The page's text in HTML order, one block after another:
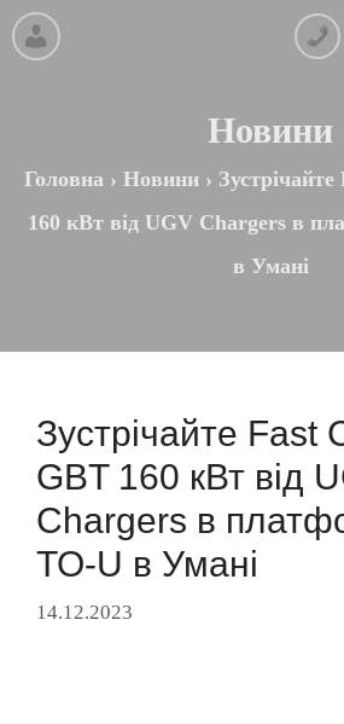
Новини
Головна › Новини ›
160 кВт від UGV Chargers в
в Умані
Зустрічайте Fast
GBT 160 кВт від
Chargers в
TO-U в Умані
14.12.2023